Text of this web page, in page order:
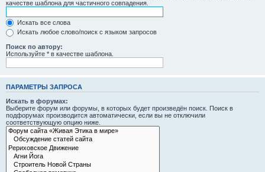
качестве шаблона для частичного совпадения.
Искать все слова
Искать любое слово/поиск с языком запросов
Поиск по автору:
Используйте * в качестве шаблона.
ПАРАМЕТРЫ ЗАПРОСА
Искать в форумах:
Выберите форум или форумы, в которых будет произведён поиск. Поиск в
подфорумах производится автоматически, если вы не отключили
соответствующую опцию ниже.